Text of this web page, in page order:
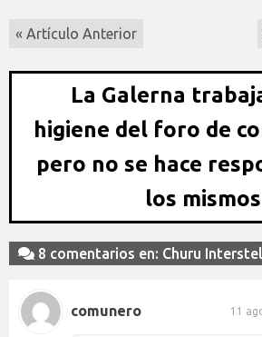
« Artículo Anterior
La Galerna
higiene del foro de
pero no se hace
los mismos
8 comentarios en: Churu
comunero 11